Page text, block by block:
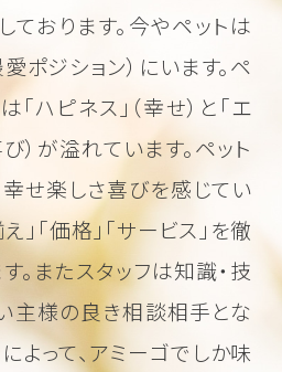
ております。 今やペットは
ポジション）にいます。ペ
ハピネス」（幸せ）と「エ
）が溢れています。ペット
せ楽しさ喜びを感じてい
」「価格」「サービス」を徹
。またスタッフは知識・技
主様の良き相談相手とな
よって、アミーゴでしか味